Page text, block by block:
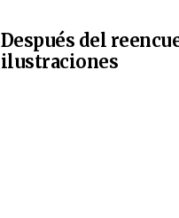
Después del
ilustraciones